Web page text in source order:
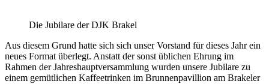
Die Jubilare der DJK Brakel
Aus diesem Grund hatte sich sich unser Vorstand für dieses Jahr ein
neues Format überlegt. Anstatt der sonst üblichen Ehrung im
Rahmen der Jahreshauptversammlung wurden unsere Jubilare zu
einem gemütlichen Kaffeetrinken im Brunnenpavillion am Brakeler